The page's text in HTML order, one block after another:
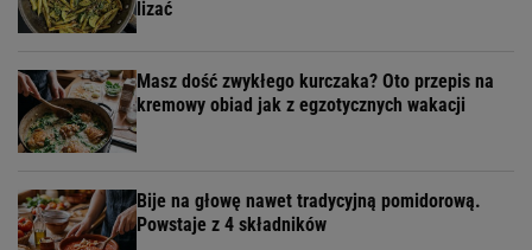
lizać
Masz dość zwykłego kurczaka? Oto przepis na
kremowy obiad jak z egzotycznych wakacji
Bije na głowę nawet tradycyjną pomidorową.
Powstaje z 4 składników